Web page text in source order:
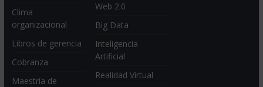
Clima
organizacional
Libros de gerencia
Cobranza
Maestría de
Web 2.0
Big Data
Inteligencia
Artificial
Realidad Virtual